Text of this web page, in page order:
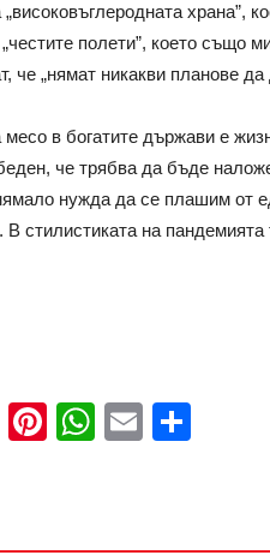
храна”,
полети”, което също
че „нямат никакви планове да
в богатите държави е
че трябва да бъде
нужда да се плашим от
стилистиката на пандемията
LinkedIn
Pinterest
WhatsApp
Email